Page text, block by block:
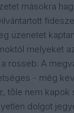
másokra
üzenetet
melyeket
rosseb. A
- még
tőle nem kapok
dolgot